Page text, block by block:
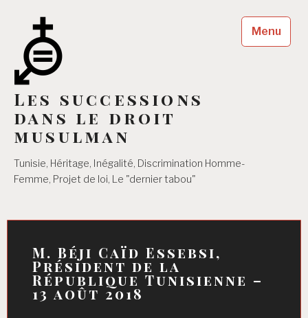
contenu
principal
Les successions
dans le droit
musulman
Tunisie, Héritage, Inégalité, Discrimination Homme-
Femme, Projet de loi, Le "dernier tabou"
Menu
M. Béji Caïd Essebsi,
Président de la
République Tunisienne –
13 août 2018